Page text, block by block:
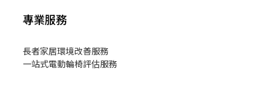
專業服務
長者家居環境改善服務
一站式電動輪椅評估服務